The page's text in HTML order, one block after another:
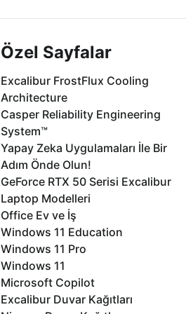
Özel Sayfalar
Excalibur FrostFlux Cooling
Architecture
Casper Reliability Engineering
System™
Yapay Zeka Uygulamaları İle Bir
Adım Önde Olun!
GeForce RTX 50 Serisi Excalibur
Laptop Modelleri
Office Ev ve İş
Windows 11 Education
Windows 11 Pro
Windows 11
Microsoft Copilot
Excalibur Duvar Kağıtları